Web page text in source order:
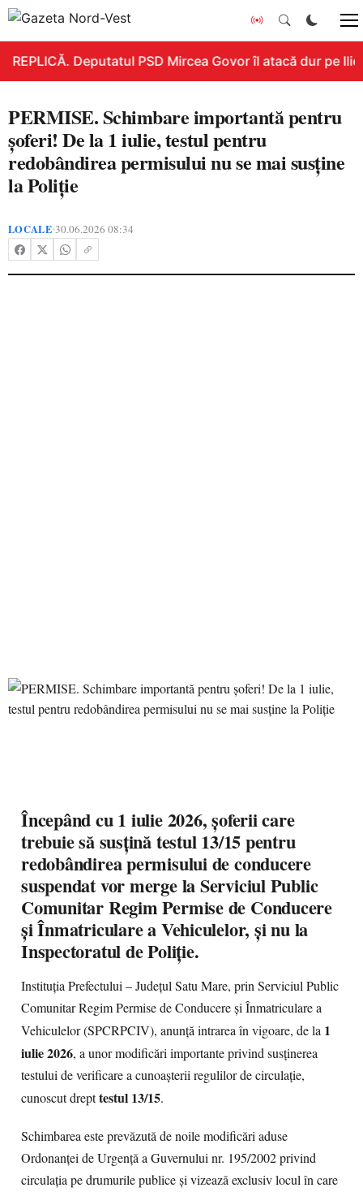
REPLICĂ. Deputatul PSD Mircea Govor îl atacă dur pe
PERMISE. Schimbare importantă pentru
șoferi! De la 1 iulie, testul pentru
redobândirea permisului nu se mai susține
la Poliție
LOCALE•30.06.2026 08:34
Începând cu 1 iulie 2026, șoferii care
trebuie să susțină testul 13/15 pentru
redobândirea permisului de conducere
suspendat vor merge la Serviciul Public
Comunitar Regim Permise de Conducere
și Înmatriculare a Vehiculelor, și nu la
Inspectoratul de Poliție.
Instituția Prefectului – Județul Satu Mare, prin Serviciul Public
Comunitar Regim Permise de Conducere și Înmatriculare a
Vehiculelor (SPCRPCIV), anunță intrarea în vigoare, de la 1
iulie 2026, a unor modificări importante privind susținerea
testului de verificare a cunoașterii regulilor de circulație,
cunoscut drepttestul 13/15.
Schimbarea este prevăzută de noile modificări aduse
Ordonanței de Urgență a Guvernului nr. 195/2002 privind
circulația pe drumurile publice și vizează exclusiv locul în care